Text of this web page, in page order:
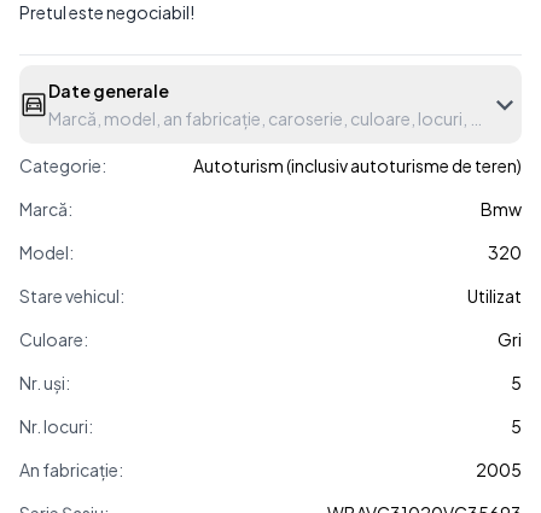
Pretul este negociabil!
Date generale
Marcă, model, an fabricație, caroserie, culoare, locuri, etc.
Categorie:
Autoturism (inclusiv autoturisme de teren)
Marcă:
Bmw
Model:
320
Stare vehicul:
Utilizat
Culoare:
Gri
Nr. uși:
5
Nr. locuri:
5
An fabricație:
2005